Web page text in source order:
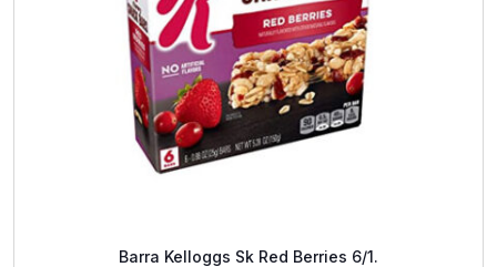
Barra Kelloggs Sk Red Berries 6/1.